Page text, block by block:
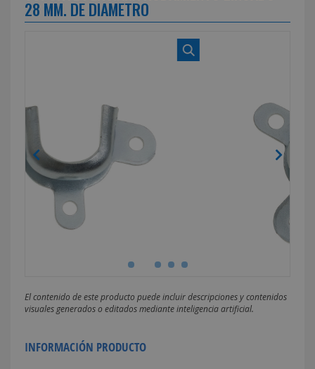
28 MM. DE DIAMETRO
El contenido de este producto puede incluir descripciones y contenidos
visuales generados o editados mediante inteligencia artificial.
INFORMACIÓN PRODUCTO